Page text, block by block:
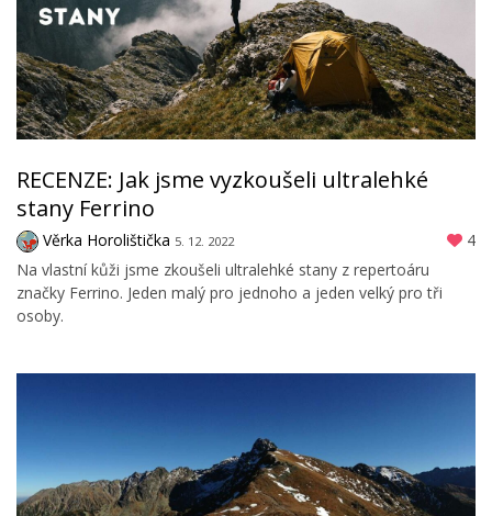
RECENZE: Jak jsme vyzkoušeli ultralehké
stany Ferrino
Věrka Horolištička 5. 12. 2022
4
Na vlastní kůži jsme zkoušeli ultralehké stany z repertoáru
značky Ferrino. Jeden malý pro jednoho a jeden velký pro tři
osoby.